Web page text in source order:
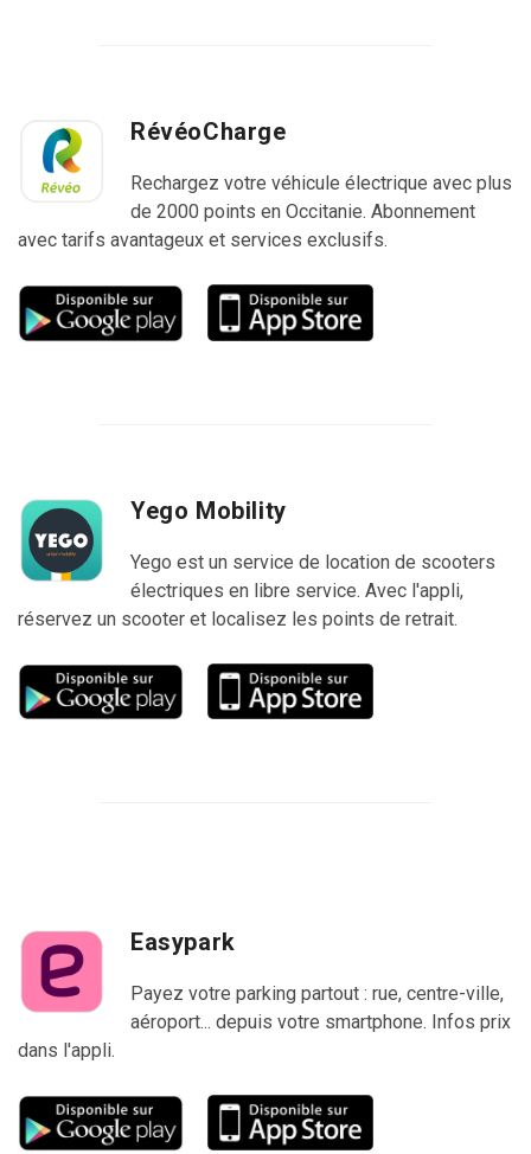
RévéoCharge
Rechargez votre véhicule électrique avec plus
de 2000 points en Occitanie. Abonnement
avec tarifs avantageux et services exclusifs.
Yego Mobility
Yego est un service de location de scooters
électriques en libre service. Avec l'appli,
réservez un scooter et localisez les points de retrait.
Easypark
Payez votre parking partout : rue, centre-ville,
aéroport... depuis votre smartphone. Infos prix
dans l'appli.